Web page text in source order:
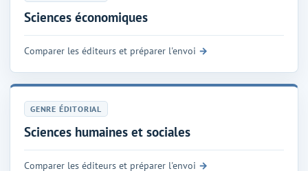
Sciences économiques
Comparer les éditeurs et préparer l'envoi
GENRE ÉDITORIAL
Sciences humaines et sociales
Comparer les éditeurs et préparer l'envoi